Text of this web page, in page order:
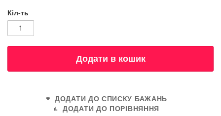
Кіл-ть
Додати в кошик
ДОДАТИ ДО СПИСКУ БАЖАНЬ
ДОДАТИ ДО ПОРІВНЯННЯ